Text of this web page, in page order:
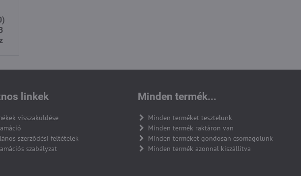
linkek
visszaküldése
szerződési feltételek
szabályzat
Minden termék...
Minden terméket tesztelünk
Minden termék raktáron van
Minden terméket gondosan csomagolunk
Minden termék azonnal kiszállítva